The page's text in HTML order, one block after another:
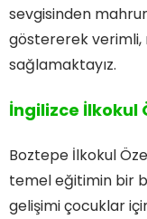
sevgisinden
göstererek verimli,
sağlamaktayız.
İngilizce İlkokul
Boztepe İlkokul
temel eğitimin bir
gelişimi çocuklar